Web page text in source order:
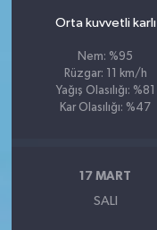
Orta kuvvetli karlı
Nem: %95
Rüzgar: 11 km/h
Yağış Olasılığı: %81
Kar Olasılığı: %47
17 MART
SALI